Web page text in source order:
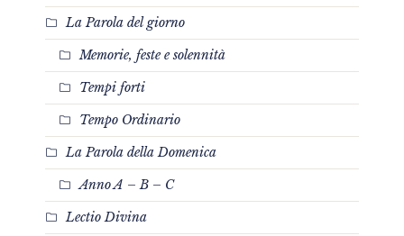
La Parola del giorno
Memorie, feste e solennità
Tempi forti
Tempo Ordinario
La Parola della Domenica
Anno A – B – C
Lectio Divina